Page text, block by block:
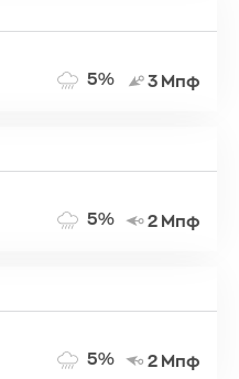
5% 3 Μπφ
5% 2 Μπφ
5% 2 Μπφ